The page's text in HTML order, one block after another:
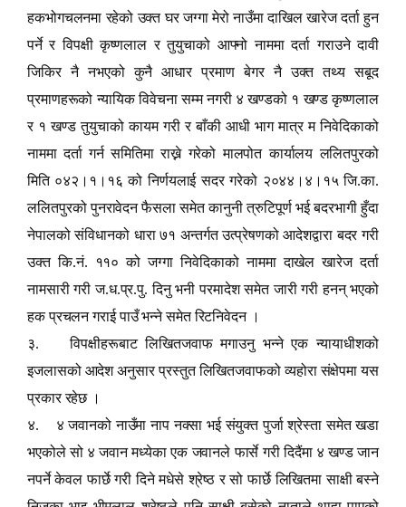
हकभोगचलनमा रहेको उक्त घर जग्गा मेरो नाउँमा दाखिल खारेज दर्ता हुन
पर्ने र विपक्षी कृष्णलाल र तुयुचाको आफ्नो नाममा दर्ता गराउने दावी
जिकिर नै नभएको कुनै आधार प्रमाण बेगर नै उक्त तथ्य सबूद
प्रमाणहरूको न्यायिक विवेचना सम्म नगरी ४ खण्डको १ खण्ड कृष्णलाल
र १ खण्ड तुयुचाको कायम गरी र बाँकी आधी भाग मात्र म निवेदिकाको
नाममा दर्ता गर्न समितिमा राख्ने गरेको मालपोत कार्यालय ललितपुरको
मिति ०४२।१।१६ को निर्णयलाई सदर गरेको २०४४।४।१५ जि.का.
ललितपुरको पुनरावेदन फैसला समेत कानुनी त्रुटिपूर्ण भई बदरभागी हुँदा
नेपालको संविधानको धारा ७१ अन्तर्गत उत्प्रेषणको आदेशद्वारा बदर गरी
उक्त कि.नं. ११० को जग्गा निवेदिकाको नाममा दाखेल खारेज दर्ता
नामसारी गरी ज.ध.प्र.पु. दिनु भनी परमादेश समेत जारी गरी हनन् भएको
हक प्रचलन गराई पाउँ भन्ने समेत रिटनिवेदन ।
३. विपक्षीहरूबाट लिखितजवाफ मगाउनु भन्ने एक न्यायाधीशको
इजलासको आदेश अनुसार प्रस्तुत लिखितजवाफको व्यहोरा संक्षेपमा यस
प्रकार रहेछ ।
४. ४ जवानको नाउँमा नाप नक्सा भई संयुक्त पुर्जा श्रेस्ता समेत खडा
भएकोले सो ४ जवान मध्येका एक जवानले फार्से गरी दिदैंमा ४ खण्ड जान
नपर्ने केवल फार्छे गरी दिने मधेसे श्रेष्ठ र सो फार्छे लिखितमा साक्षी बस्ने